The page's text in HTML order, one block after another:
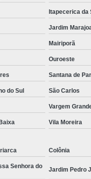
Manicure
Aluguel
Branca
Locação
Branca
Locação de
Locação de
Locação de
de Manicure
São Paulo
Rosto
Locação de
Locação de
Itapecerica da
Jardim
Mairiporã
Ouroeste
Santana de
do Sul São Carlos
Vargem
Vila Moreira
Colônia
Senhora do
Jardim Pedro